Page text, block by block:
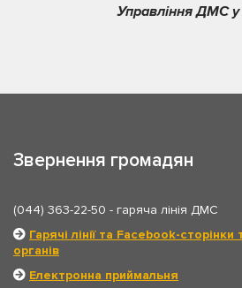
Управління ДМС у
Звернення громадян
(044) 363-22-50 - гаряча лінія ДМС
Гарячі лінії та Facebook-сторінки
органів
Електронна приймальня